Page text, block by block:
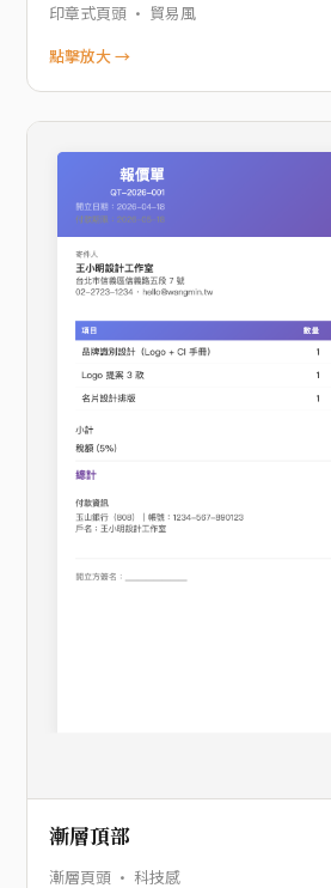
印章式頁頭 · 貿易風
點擊放大 →
漸層頂部
漸層頁頭 · 科技感